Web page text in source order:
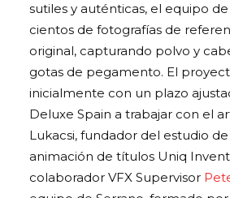
sutiles y auténticas, el equipo
cientos de fotografías de
original, capturando polvo y
gotas de pegamento. El
inicialmente con un plazo
Deluxe Spain a trabajar con el
Lukacsi, fundador del estudio
animación de títulos Uniq
colaborador VFX Supervisor